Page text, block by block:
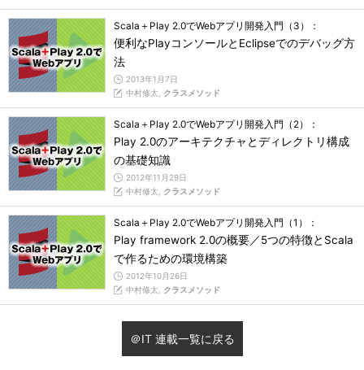
Scala＋Play 2.0でWebアプリ開発入門（3）：
便利なPlayコンソールとEclipseでのデバッグ方
法
2013年1月7日
中村修太, クラスメソッド
Scala＋Play 2.0でWebアプリ開発入門（2）：
Play 2.0のアーキテクチャとディレクトリ構成
の基礎知識
2012年11月29日
中村修太, クラスメソッド
Scala＋Play 2.0でWebアプリ開発入門（1）：
Play framework 2.0の概要／5つの特徴とScala
で作るための環境構築
2012年10月26日
中村修太, クラスメソッド
＠IT 連載一覧に戻る